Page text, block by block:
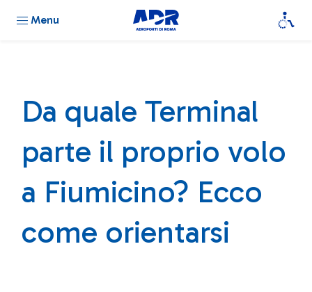
Menu
Da quale Terminal
parte il proprio volo
a Fiumicino? Ecco
come orientarsi